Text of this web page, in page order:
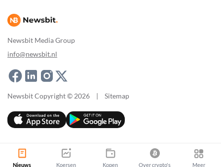
Newsbit Media Group
info@newsbit.nl
Newsbit Copyright © 2026 | Sitemap
Nieuws Koersen Kopen Over crypto's Meer